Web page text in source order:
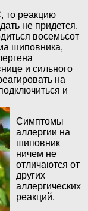
то реакцию
не придется.
восемьсот
шиповника,
и сильного
на
и
Симптомы
аллергии на
шиповник
ничем не
отличаются от
других
аллергических
реакций.